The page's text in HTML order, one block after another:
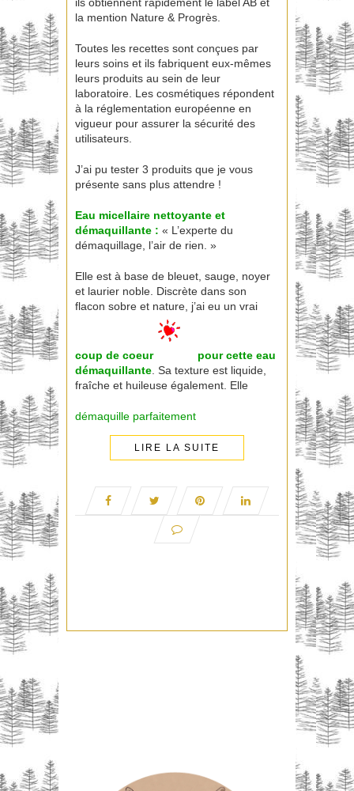
la mention Nature & Progrès.
Toutes les recettes sont conçues par
leurs soins et ils fabriquent eux-mêmes
leurs produits au sein de leur
laboratoire. Les cosmétiques répondent
à la réglementation européenne en
vigueur pour assurer la sécurité des
utilisateurs.
J’ai pu tester 3 produits que je vous
présente sans plus attendre !
Eau micellaire nettoyante et
démaquillante : « L’experte du
démaquillage, l’air de rien. »
Elle est à base de bleuet, sauge, noyer
et laurier noble. Discrète dans son
flacon sobre et nature, j’ai eu un vrai
coup de coeur
pour cette eau
démaquillante . Sa texture est liquide,
fraîche et huileuse également. Elle
démaquille parfaitement
LIRE LA SUITE